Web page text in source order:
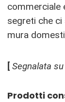
commerciale
segreti che
mura
[ Segnalata
Prodotti